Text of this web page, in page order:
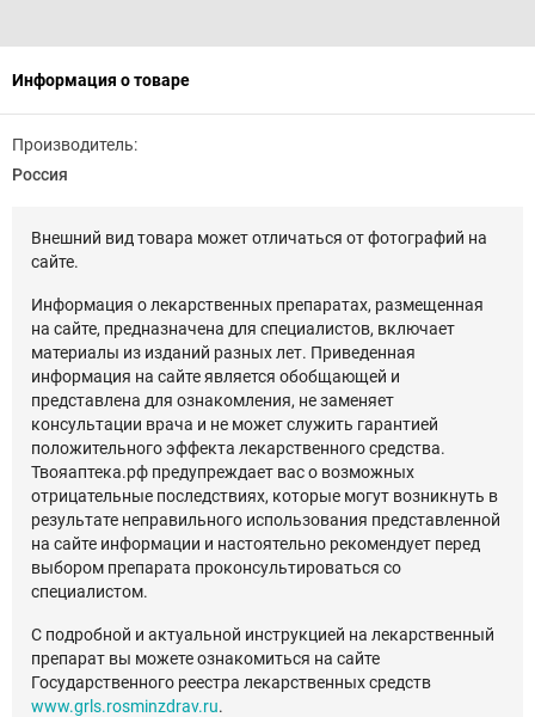
Информация о товаре
Производитель:
Россия
Внешний вид товара может отличаться от фотографий на
сайте.
Информация о лекарственных препаратах, размещенная
на сайте, предназначена для специалистов, включает
материалы из изданий разных лет. Приведенная
информация на сайте является обобщающей и
представлена для ознакомления, не заменяет
консультации врача и не может служить гарантией
положительного эффекта лекарственного средства.
Твояаптека.рф предупреждает вас о возможных
отрицательные последствиях, которые могут возникнуть в
результате неправильного использования представленной
на сайте информации и настоятельно рекомендует перед
выбором препарата проконсультироваться со
специалистом.
С подробной и актуальной инструкцией на лекарственный
препарат вы можете ознакомиться на сайте
Государственного реестра лекарственных средств
www.grls.rosminzdrav.ru.